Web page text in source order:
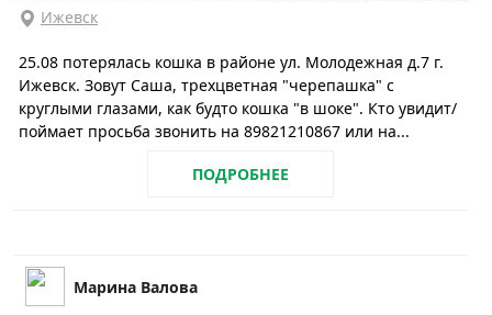
Ижевск
25.08 потерялась кошка в районе ул. Молодежная д.7 г.
Ижевск. Зовут Саша, трехцветная "черепашка" с
круглыми глазами, как будто кошка "в шоке". Кто увидит/
поймает просьба звонить на 89821210867 или на...
ПОДРОБНЕЕ
Марина Валова